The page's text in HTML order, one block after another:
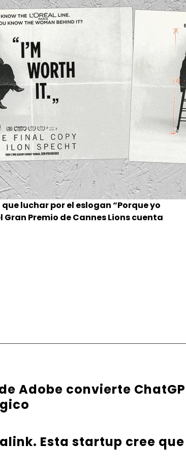
luchar por el eslogan “Porque yo
Premio de Cannes Lions cuenta
Adobe convierte
Esta startup cree